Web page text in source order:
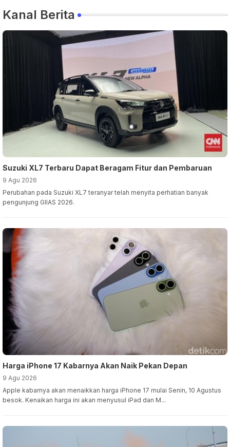
Kanal Berita
Suzuki XL7 Terbaru Dapat Beragam Fitur dan Pembaruan
9 Agu 2026
Perubahan pada Suzuki XL7 teranyar telah menyita perhatian banyak
pengunjung GIIAS 2026.
Harga iPhone 17 Kabarnya Akan Naik Pekan Depan
9 Agu 2026
Apple kabarnya akan menaikkan harga iPhone 17 mulai Senin, 10 Agustus
besok. Kenaikan harga ini akan menyusul iPad dan M...